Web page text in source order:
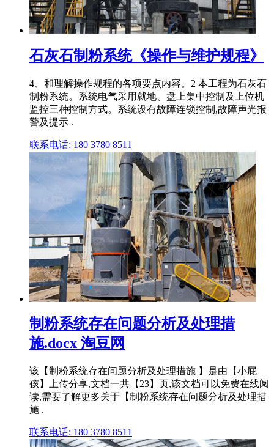
石灰石制粉系统《操作与维护规程》
4、和理解操作规程的各项要点内容。2 本工程为石灰石
制粉系统。系统电气采用就地、盘上集中控制及上位机
监控三种控制方式。系统设有故障连锁控制,故障声光报
警及提示 .
联系电话: 180 3780 8511
制粉系统存在问题分析及处理措
施.docx 淘豆网
该【制粉系统存在问题分析及处理措施 】是由【小屁
孩】上传分享,文档一共【23】页,该文档可以免费在线阅
读,需要了解更多关于【制粉系统存在问题分析及处理措
施 .
联系电话: 180 3780 8511